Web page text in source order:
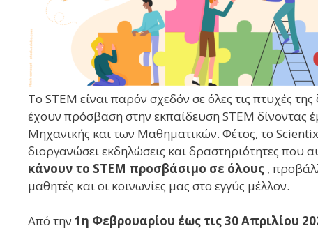
Το STEM είναι παρόν σχεδόν σε όλες τις πτυχές
έχουν πρόσβαση στην εκπαίδευση STEM δίνοντας
Μηχανικής και των Μαθηματικών. Φέτος, το
διοργανώσει εκδηλώσεις και δραστηριότητες
κάνουν το STEM προσβάσιμο σε όλους ,
μαθητές και οι κοινωνίες μας στο εγγύς μέλλον.
Από την 1η Φεβρουαρίου έως τις 30 Απριλίου